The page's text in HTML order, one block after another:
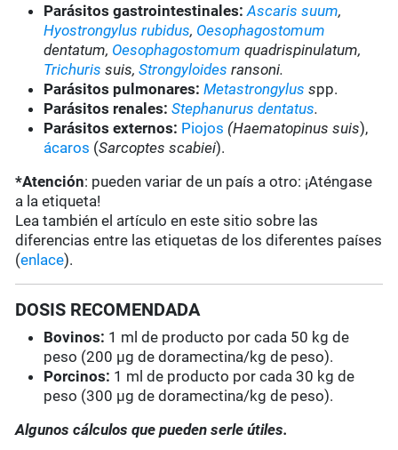
Parásitos gastrointestinales: Ascaris suum,
Hyostrongylus rubidus, Oesophagostomum
dentatum, Oesophagostomum quadrispinulatum,
Trichuris suis,Strongyloides ransoni.
Parásitos pulmonares: Metastrongylusspp.
Parásitos renales: Stephanurus dentatus.
Parásitos externos: Piojos (Haematopinus suis),
ácaros (Sarcoptes scabiei).
*Atención: pueden variar de un país a otro: ¡Aténgase
a la etiqueta!
Lea también el artículo en este sitio sobre las
diferencias entre las etiquetas de los diferentes países
(enlace).
DOSIS RECOMENDADA
Bovinos: 1 ml de producto por cada 50 kg de
peso (200 µg de doramectina/kg de peso).
Porcinos: 1 ml de producto por cada 30 kg de
peso (300 µg de doramectina/kg de peso).
Algunos cálculos que pueden serle útiles.